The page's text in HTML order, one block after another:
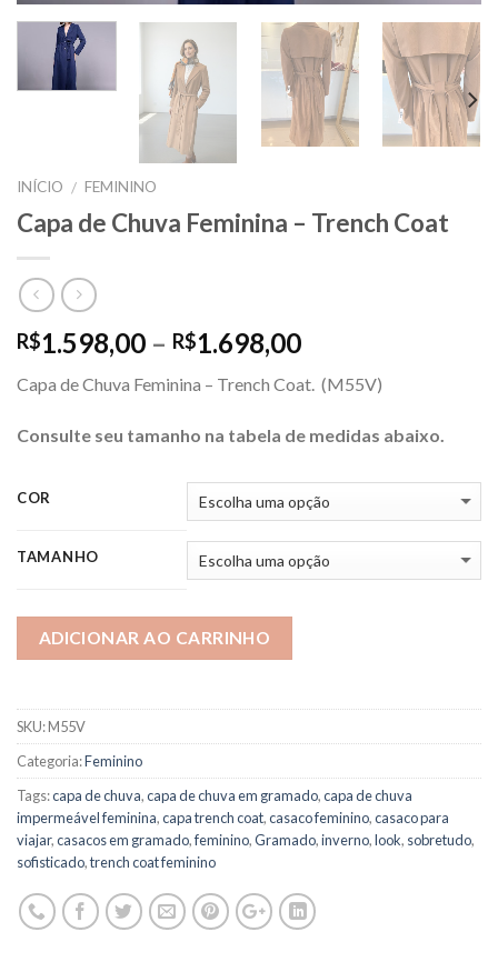
INÍCIO / FEMININO
Capa de Chuva Feminina – Trench Coat
R$1.598,00 – R$1.698,00Price
R$1.598,00
through
R$1.698,00
Capa de Chuva Feminina – Trench Coat. (M55V)
Consulte seu tamanho na tabela de medidas abaixo.
COR
TAMANHO
ADICIONAR AO CARRINHO
SKU:M55V
Categoria:Feminino
Tags:capa de chuva,capa de chuva em gramado,capa de chuva
impermeável feminina,capa trench coat,casaco feminino,casaco para
viajar,casacos em gramado,feminino,Gramado,inverno,look, sobretudo,
sofisticado,trench coat feminino